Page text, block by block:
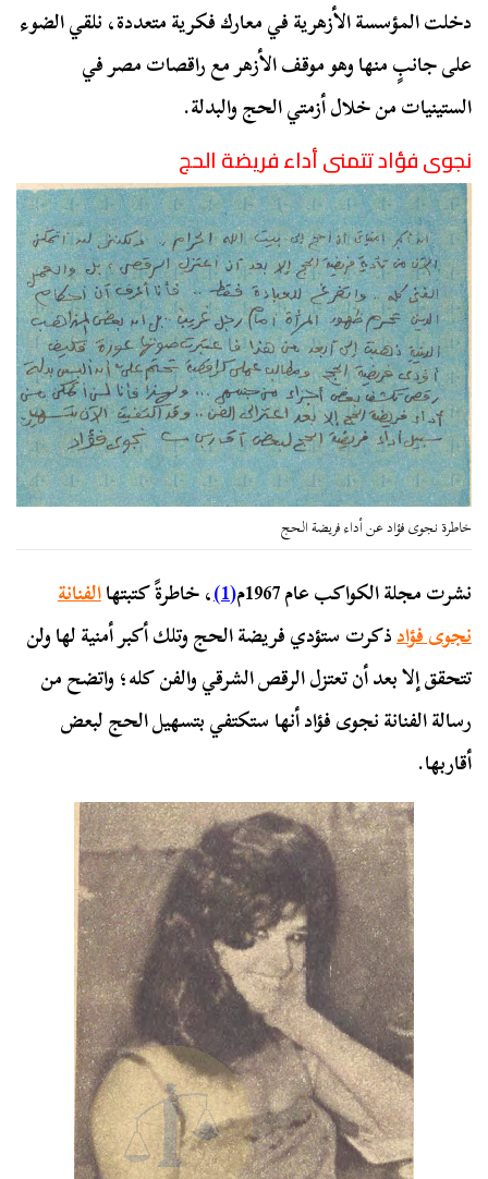
دخلت المؤسسة الأزهرية في معارك فكرية متعددة، نلقي الضوء
على جانبٍ منها وهو موقف الأزهر مع راقصات مصر في
الستينيات من خلال أزمتي الحج والبدلة.
نجوى فؤاد تتمنى أداء فريضة الحج
خاطرة نجوى فؤاد عن أداء فريضة الحج
نشرت مجلة الكواكب عام 1967م (1) ، خاطرةً كتبتهاالفنانة
نجوى فؤادذكرت ستؤدي فريضة الحج وتلك أكبر أمنية لها ولن
تتحقق إلا بعد أن تعتزل الرقص الشرقي والفن كله؛ واتضح من
رسالة الفنانة نجوى فؤاد أنها ستكتفي بتسهيل الحج لبعض
أقاربها.